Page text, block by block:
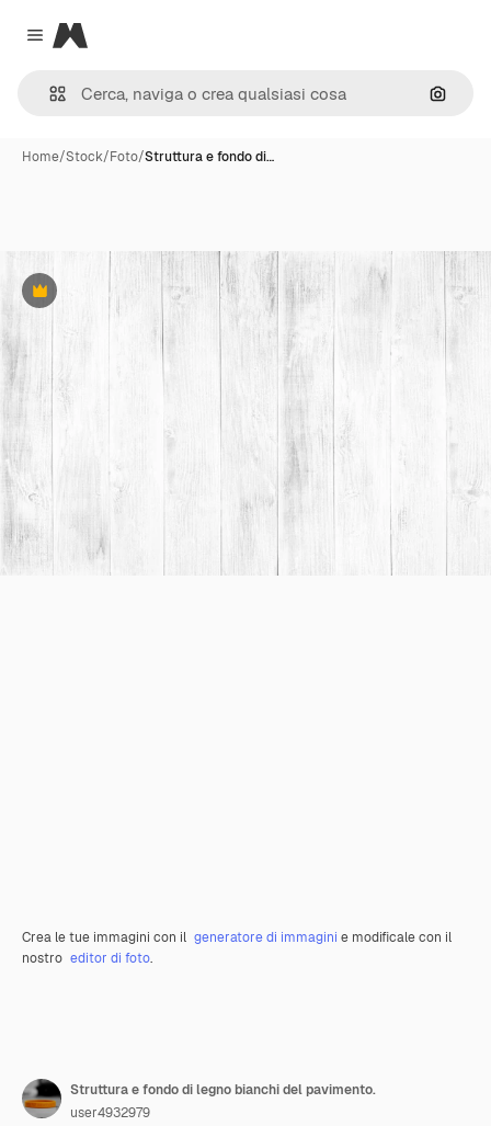
Close menu
Magnific
Cerca
Home/Stock/Foto/Struttura e fondo di…
Premium
Crea le tue immagini con il generatore di immagini e modificale con il
nostro editor di foto.
Struttura e fondo di legno bianchi del pavimento.
user4932979